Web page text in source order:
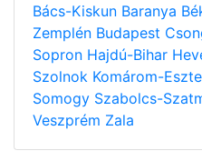
Bács-Kiskun Baranya
Zemplén Budapest
Sopron Hajdú-Bihar
Szolnok Komárom-
Somogy Szabolcs-
Veszprém Zala